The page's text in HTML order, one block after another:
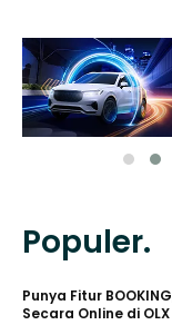
Populer.
Punya Fitur
Secara Online di